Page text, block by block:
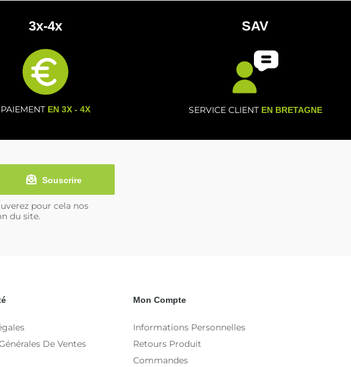
3x-4x
PAIEMENT EN 3X - 4X
SAV
SERVICE CLIENT EN BRETAGNE
Souscrire
pour cela nos
du site.
De Ventes
Mon Compte
Informations Personnelles
Retours Produit
Commandes